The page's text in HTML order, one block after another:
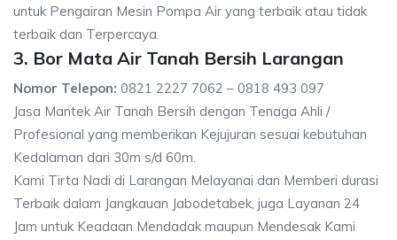
untuk Pengairan Mesin Pompa Air yang terbaik atau tidak
terbaik dan Terpercaya.
3. Bor Mata Air Tanah Bersih Larangan
Nomor Telepon: 0821 2227 7062 – 0818 493 097
Jasa Mantek Air Tanah Bersih dengan Tenaga Ahli /
Profesional yang memberikan Kejujuran sesuai kebutuhan
Kedalaman dari 30m s/d 60m.
Kami Tirta Nadi di Larangan Melayanai dan Memberi durasi
Terbaik dalam Jangkauan Jabodetabek, juga Layanan 24
Jam untuk Keadaan Mendadak maupun Mendesak Kami